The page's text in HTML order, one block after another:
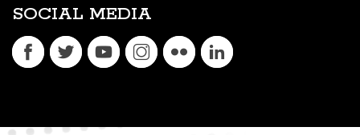
SOCIAL MEDIA